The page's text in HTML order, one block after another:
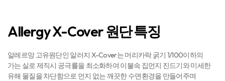
Allergy X-Cover 원단 특징
알레르망 고유원단인 알러지 X-Cover는 머리카락 굵기 1/100이하의
가는 실로 제직시 공극률을 최소화하여 이불속 집먼지 진드기와 미세한
유해 물질을 차단함으로 먼지 없는 깨끗한 수면환경을 만들어주며